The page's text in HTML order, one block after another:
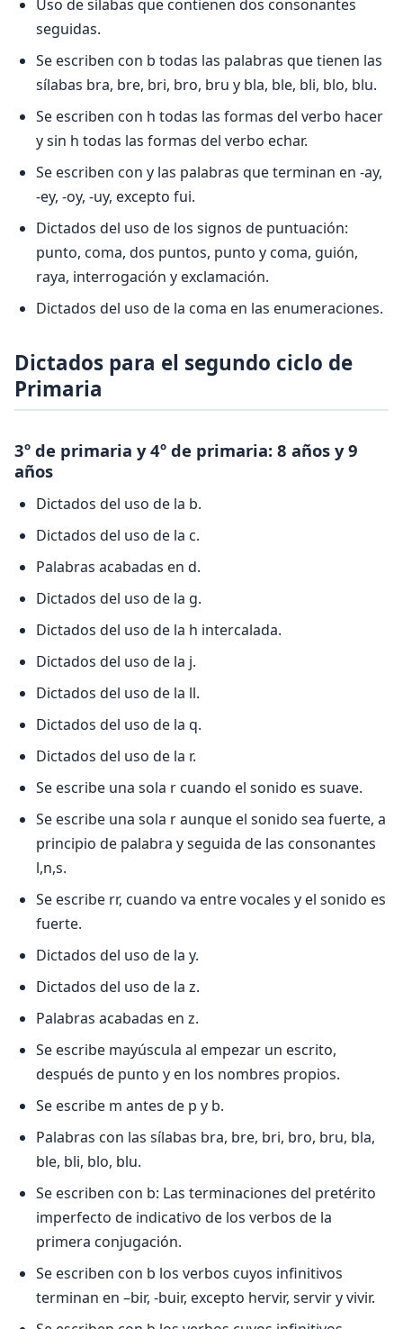
Uso de sílabas que contienen dos consonantes
seguidas.
Se escriben con b todas las palabras que tienen las
sílabas bra, bre, bri, bro, bru y bla, ble, bli, blo, blu.
Se escriben con h todas las formas del verbo hacer
y sin h todas las formas del verbo echar.
Se escriben con y las palabras que terminan en -ay,
-ey, -oy, -uy, excepto fui.
Dictados del uso de los signos de puntuación:
punto, coma, dos puntos, punto y coma, guión,
raya, interrogación y exclamación.
Dictados del uso de la coma en las enumeraciones.
Dictados para el segundo ciclo de
Primaria
3º de primaria y 4º de primaria: 8 años y 9
años
Dictados del uso de la b.
Dictados del uso de la c.
Palabras acabadas en d.
Dictados del uso de la g.
Dictados del uso de la h intercalada.
Dictados del uso de la j.
Dictados del uso de la ll.
Dictados del uso de la q.
Dictados del uso de la r.
Se escribe una sola r cuando el sonido es suave.
Se escribe una sola r aunque el sonido sea fuerte, a
principio de palabra y seguida de las consonantes
l,n,s.
Se escribe rr, cuando va entre vocales y el sonido es
fuerte.
Dictados del uso de la y.
Dictados del uso de la z.
Palabras acabadas en z.
Se escribe mayúscula al empezar un escrito,
después de punto y en los nombres propios.
Se escribe m antes de p y b.
Palabras con las sílabas bra, bre, bri, bro, bru, bla,
ble, bli, blo, blu.
Se escriben con b: Las terminaciones del pretérito
imperfecto de indicativo de los verbos de la
primera conjugación.
Se escriben con b los verbos cuyos infinitivos
terminan en –bir, -buir, excepto hervir, servir y vivir.